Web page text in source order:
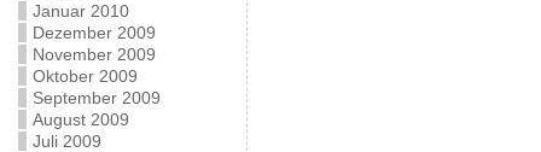
Januar 2010
Dezember 2009
November 2009
Oktober 2009
September 2009
August 2009
Juli 2009